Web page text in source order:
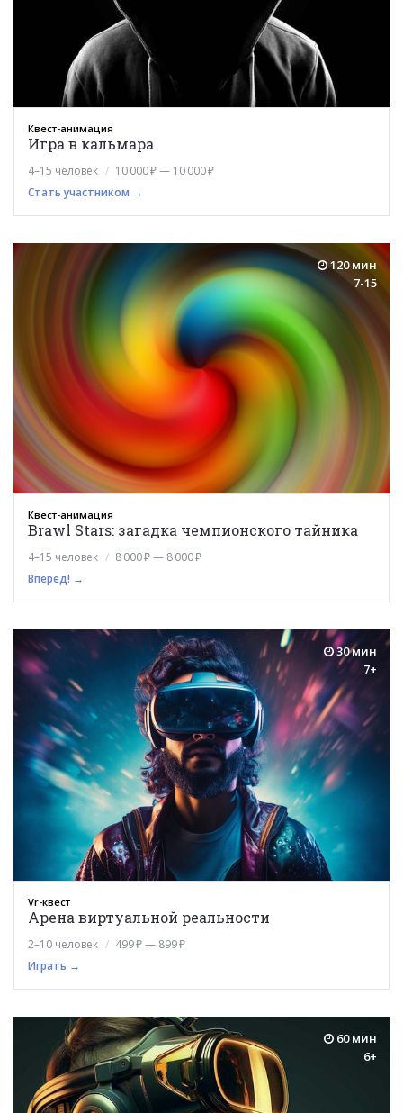
Квест-анимация
Игра в кальмара
4–15 человек
10 000 ₽ — 10 000 ₽
Стать участником →
120 мин
7-15
Квест-анимация
Brawl Stars: загадка чемпионского тайника
4–15 человек
8 000 ₽ — 8 000 ₽
Вперед! →
30 мин
7+
Vr-квест
Арена виртуальной реальности
2–10 человек
499 ₽ — 899 ₽
Играть →
60 мин
6+